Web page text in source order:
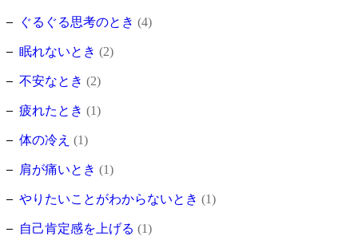
ぐるぐる思考のとき (4)
眠れないとき (2)
不安なとき (2)
疲れたとき (1)
体の冷え (1)
肩が痛いとき (1)
やりたいことがわからないとき (1)
自己肯定感を上げる (1)